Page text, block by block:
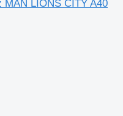
MAN LIONS CITY A40